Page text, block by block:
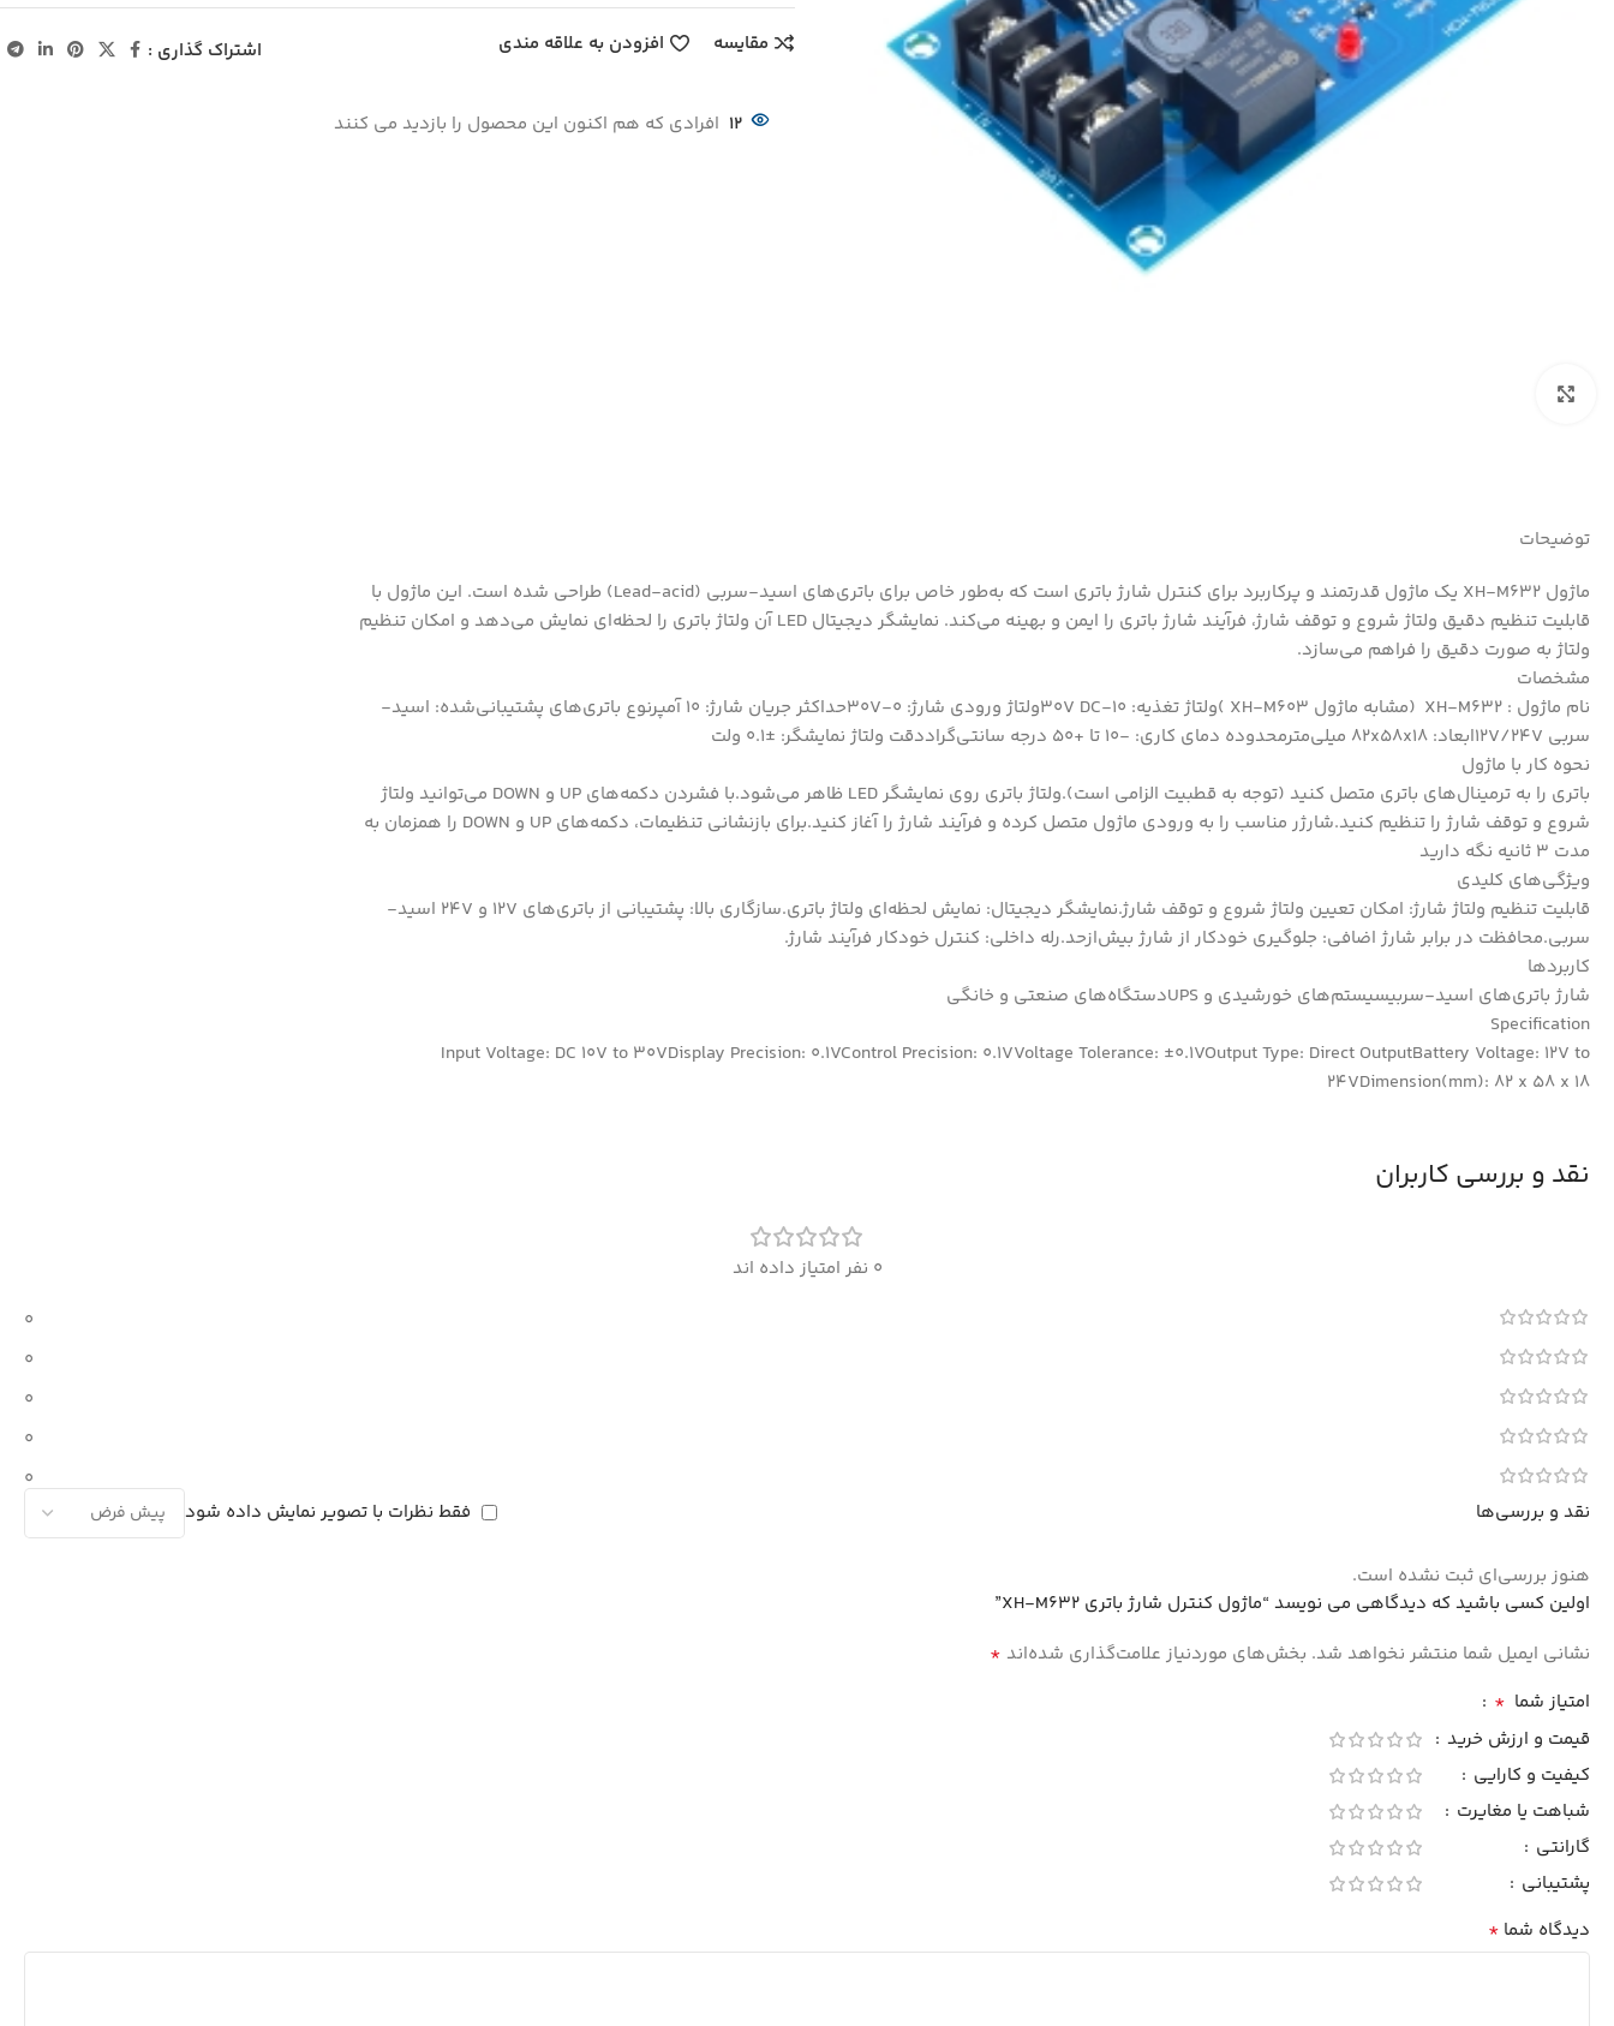
مقایسه افزودن به علاقه مندی اشتراک گذاری :
12 افرادی که هم اکنون این محصول را بازدید می کنند
توضیحات
ماژول XH-M632 یک ماژول قدرتمند و پرکاربرد برای کنترل شارژ باتری است که به‌طور خاص برای باتری‌های اسید-سربی (Lead-acid) طراحی شده است. این ماژول با
قابلیت تنظیم دقیق ولتاژ شروع و توقف شارژ، فرآیند شارژ باتری را ایمن و بهینه می‌کند. نمایشگر دیجیتال LED آن ولتاژ باتری را لحظه‌ای نمایش می‌دهد و امکان تنظیم
ولتاژ به صورت دقیق را فراهم می‌سازد.
مشخصات
نام ماژول : XH-M632 (مشابه ماژول XH-M603 )ولتاژ تغذیه: 10-30V DCولتاژ ورودی شارژ: 0-30Vحداکثر جریان شارژ: 10 آمپرنوع باتری‌های پشتیبانی‌شده: اسید-
سربی 12V/24Vابعاد: 82x58x18 میلی‌مترمحدوده دمای کاری: -10 تا +50 درجه سانتی‌گراددقت ولتاژ نمایشگر: ±0.1 ولت
نحوه کار با ماژول
باتری را به ترمینال‌های باتری متصل کنید (توجه به قطبیت الزامی است).ولتاژ باتری روی نمایشگر LED ظاهر می‌شود.با فشردن دکمه‌های UP و DOWN می‌توانید ولتاژ
شروع و توقف شارژ را تنظیم کنید.شارژر مناسب را به ورودی ماژول متصل کرده و فرآیند شارژ را آغاز کنید.برای بازنشانی تنظیمات، دکمه‌های UP و DOWN را همزمان به
مدت 3 ثانیه نگه دارید
ویژگی‌های کلیدی
قابلیت تنظیم ولتاژ شارژ: امکان تعیین ولتاژ شروع و توقف شارژ.نمایشگر دیجیتال: نمایش لحظه‌ای ولتاژ باتری.سازگاری بالا: پشتیبانی از باتری‌های 12V و 24V اسید-
سربی.محافظت در برابر شارژ اضافی: جلوگیری خودکار از شارژ بیش‌ازحد.رله داخلی: کنترل خودکار فرآیند شارژ.
کاربردها
شارژ باتری‌های اسید-سربیسیستم‌های خورشیدی و UPSدستگاه‌های صنعتی و خانگی
Specification
Input Voltage: DC 10V to 30VDisplay Precision: 0.1VControl Precision: 0.1VVoltage Tolerance: ±0.1VOutput Type: Direct OutputBattery Voltage: 12V to
24VDimension(mm): 82 x 58 x 18
نقد و بررسی کاربران
0 نفر امتیاز داده اند
0
0
0
0
0
نقد و بررسی‌ها
فقط نظرات با تصویر نمایش داده شود
هنوز بررسی‌ای ثبت نشده است.
اولین کسی باشید که دیدگاهی می نویسد “ماژول کنترل شارژ باتری XH-M632”
نشانی ایمیل شما منتشر نخواهد شد. بخش‌های موردنیاز علامت‌گذاری شده‌اند *
امتیاز شما *
قیمت و ارزش خرید
کیفیت و کارایی
شباهت یا مغایرت
گارانتی
پشتیبانی
دیدگاه شما *